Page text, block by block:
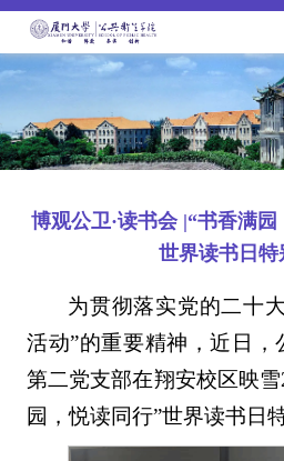
博观公卫·读书会 |“书香满
世界读书日特
为贯彻落实党的二十
活动”的重要精神，近日，
第二党支部在翔安校区映
园，悦读同行”世界读书日